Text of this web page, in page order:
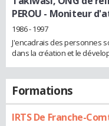
PEROU - Moniteur
1986 - 1997
J'encadrais des personnes
dans la création et le
Formations
IRTS De Franche-